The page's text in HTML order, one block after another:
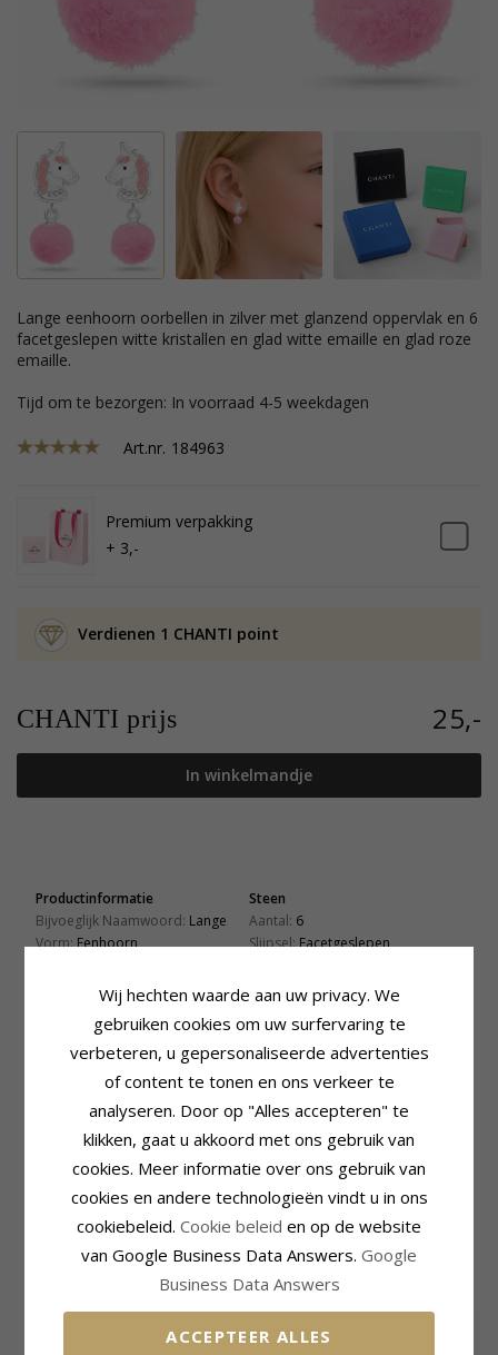
lange eenhoorn oorbellen in zilver met glanzend oppervlak en 6
facetgeslepen witte kristallen en glad witte emaille en glad roze
emaille.
Tijd om te bezorgen: In voorraad 4-5 weekdagen
Art.nr. 184963
Premium verpakking
+ 3,-
Verdienen 1 CHANTI point
CHANTI prijs 25,-
In winkelmandje
Productinformatie
Bijvoeglijk Naamwoord: Lange
Vorm:Eenhoorn
Edelmetaal: Zilver
Little Ones
Oppervlak:Glanzend
Steen
Aantal: 6
Slijpsel:Facetgeslepen
Steen
Slijpsel:
Glad
Steen: Emaille
Glad
Roze
Emaille
Afmeting
Lengte: 23,0 mm
Breedte: 8,0 mm
Levertijd
Levertijd: 4-5 Weekdagen
KLANTEN KOPEN OOK
Wij hechten waarde aan uw privacy. We
gebruiken cookies om uw surfervaring te
verbeteren, u gepersonaliseerde advertenties
of content te tonen en ons verkeer te
analyseren. Door op "Alles accepteren" te
klikken, gaat u akkoord met ons gebruik van
cookies. Meer informatie over ons gebruik van
cookies en andere technologieën vindt u in ons
cookiebeleid. Cookie beleid en op de website
van Google Business Data Answers. Google
Business Data Answers
ACCEPTEER ALLES